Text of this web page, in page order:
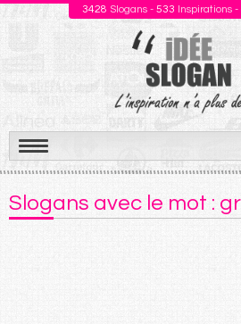
3428 Slogans - 533 Inspirations -
Aller
au
contenu
Slogans avec le mot :